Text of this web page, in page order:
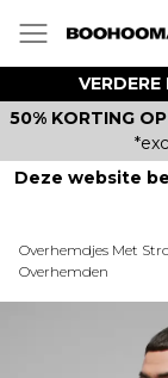
50% KORTING
Deze website
Overhemdjes Met
Overhemden